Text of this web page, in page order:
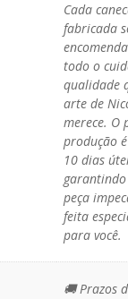
Cada
fabricada
todo o
qualidade
arte de
merece. O
produção
10 dias
peça
feita
para você.
🚚 Prazos